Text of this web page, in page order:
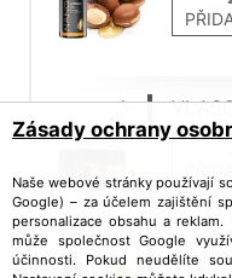
Zásady ochrany
Naše webové stránky používají
Google) – za účelem zajištění
personalizace obsahu a
může společnost Google
účinnosti. Pokud neudělíte